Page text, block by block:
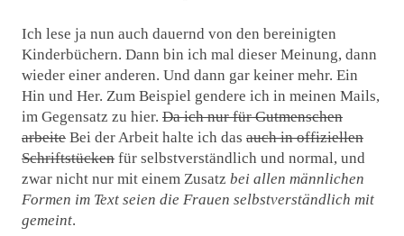
Ich lese ja nun auch dauernd von den bereinigten
Kinderbüchern. Dann bin ich mal dieser Meinung, dann
wieder einer anderen. Und dann gar keiner mehr. Ein
Hin und Her. Zum Beispiel gendere ich in meinen Mails,
im Gegensatz zu hier. Da ich nur für Gutmenschen
arbeite Bei der Arbeit halte ich das auch in offiziellen
Schriftstücken für selbstverständlich und normal, und
zwar nicht nur mit einem Zusatz bei allen männlichen
Formen im Text seien die Frauen selbstverständlich mit
gemeint.